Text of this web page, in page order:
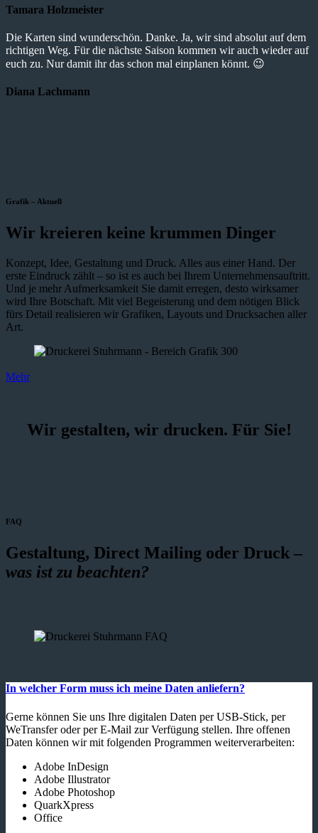
Tamara Holzmeister
Die Karten sind wunderschön. Danke. Ja, wir sind absolut auf dem
richtigen Weg. Für die nächste Saison kommen wir auch wieder auf
euch zu. Nur damit ihr das schon mal einplanen könnt. 😉
Diana Lachmann
Grafik – Aktuell
Wir kreieren keine krummen Dinger
Konzept, Idee, Gestaltung und Druck. Alles aus einer Hand. Der
erste Eindruck zählt – so ist es auch bei Ihrem Unternehmensauftritt.
Und je mehr Aufmerksamkeit Sie damit erregen, desto wirksamer
wird Ihre Botschaft. Mit viel Begeisterung und dem nötigen Blick
fürs Detail realisieren wir Grafiken, Layouts und Drucksachen aller
Art.
Mehr
Wir gestalten, wir drucken. Für Sie!
FAQ
Gestaltung, Direct Mailing oder Druck –
was ist zu beachten?
In welcher Form muss ich meine Daten anliefern?
Gerne können Sie uns Ihre digitalen Daten per USB-Stick, per
WeTransfer oder per E-Mail zur Verfügung stellen. Ihre offenen
Daten können wir mit folgenden Programmen weiterverarbeiten:
Adobe InDesign
Adobe Illustrator
Adobe Photoshop
QuarkXpress
Office